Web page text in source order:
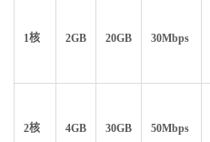
1核 2GB 20GB 30Mbps
2核 4GB 30GB 50Mbps